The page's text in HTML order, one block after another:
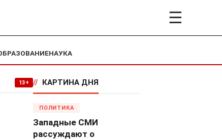
☰
НАУКА
13+ // КАРТИНА ДНЯ
ПОЛИТИКА
Западные СМИ
рассуждают о